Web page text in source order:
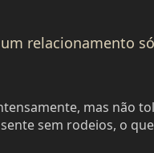
relacionamento
mas não
sem rodeios, o